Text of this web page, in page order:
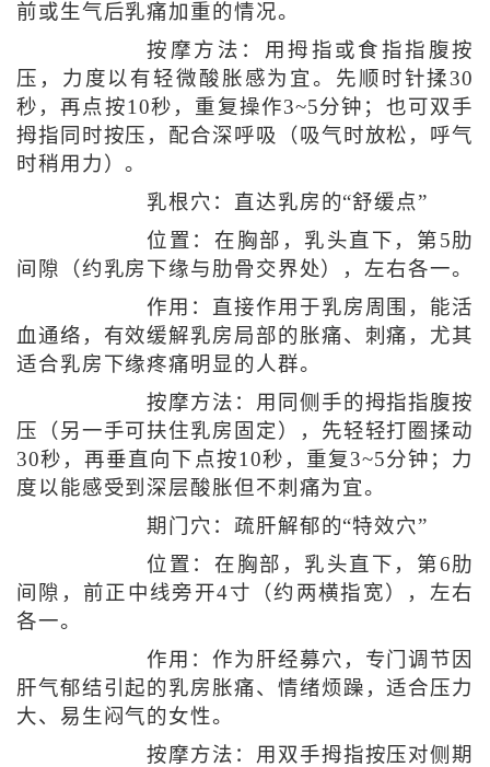
前或生气后乳痛加重的情况。
按摩方法：用拇指或食指指腹按
压，力度以有轻微酸胀感为宜。先顺时针揉30
秒，再点按10秒，重复操作3~5分钟；也可双手
拇指同时按压，配合深呼吸（吸气时放松，呼气
时稍用力）。
乳根穴：直达乳房的“舒缓点”
位置：在胸部，乳头直下，第5肋
间隙（约乳房下缘与肋骨交界处），左右各一。
作用：直接作用于乳房周围，能活
血通络，有效缓解乳房局部的胀痛、刺痛，尤其
适合乳房下缘疼痛明显的人群。
按摩方法：用同侧手的拇指指腹按
压（另一手可扶住乳房固定），先轻轻打圈揉动
30秒，再垂直向下点按10秒，重复3~5分钟；力
度以能感受到深层酸胀但不刺痛为宜。
期门穴：疏肝解郁的“特效穴”
位置：在胸部，乳头直下，第6肋
间隙，前正中线旁开4寸（约两横指宽），左右
各一。
作用：作为肝经募穴，专门调节因
肝气郁结引起的乳房胀痛、情绪烦躁，适合压力
大、易生闷气的女性。
按摩方法：用双手拇指按压对侧期